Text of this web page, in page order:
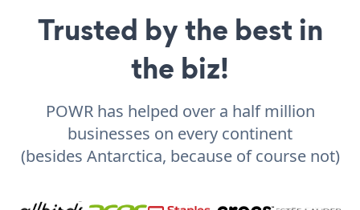
Trusted by the best in
the biz!
POWR has helped over a half million
businesses on every continent
(besides Antarctica, because of course not)